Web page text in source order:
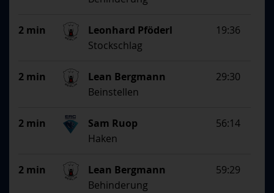
2 min 19:36
Leonhard Pföderl
Stockschlag
2 min 29:30
Lean Bergmann
Beinstellen
2 min 56:14
Sam Ruop
Haken
2 min 59:29
Lean Bergmann
Behinderung